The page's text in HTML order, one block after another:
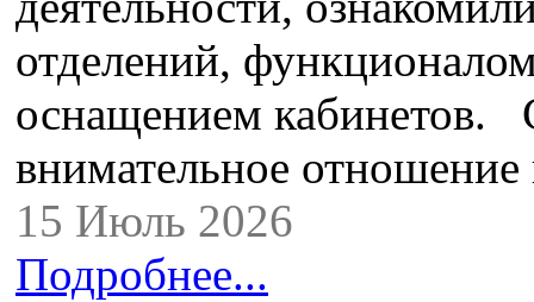
отделений,
оснащением кабинетов.
внимательное
15 Июль 2026
Подробнее...